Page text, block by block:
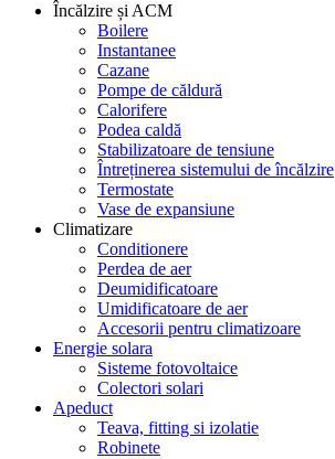
Încălzire și ACM
Boilere
Instantanee
Cazane
Pompe de căldură
Calorifere
Podea caldă
Stabilizatoare de tensiune
Întreținerea sistemului de încălzire
Termostate
Vase de expansiune
Climatizare
Conditionere
Perdea de aer
Deumidificatoare
Umidificatoare de aer
Accesorii pentru climatizoare
Energie solara
Sisteme fotovoltaice
Colectori solari
Apeduct
Teava, fitting si izolatie
Robinete